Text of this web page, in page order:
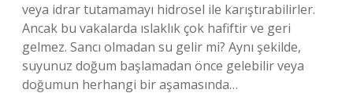
veya idrar tutamamayı hidrosel ile karıştırabilirler.
Ancak bu vakalarda ıslaklık çok hafiftir ve geri
gelmez. Sancı olmadan su gelir mi? Aynı şekilde,
suyunuz doğum başlamadan önce gelebilir veya
doğumun herhangi bir aşamasında…